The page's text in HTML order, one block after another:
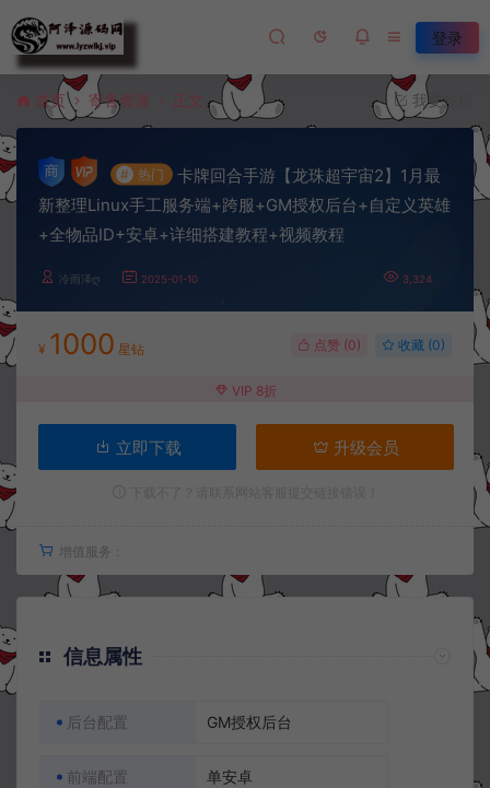
登录
首页 寄售资源 正文 我要投稿
# 热门
卡牌回合手游【龙珠超宇宙2】1月最
新整理Linux手工服务端+跨服+GM授权后台+自定义英雄
+全物品ID+安卓+详细搭建教程+视频教程
冷雨泽ღ 2025-01-10 3,324
¥ 1000 星钻 点赞 (0) 收藏 (0)
VIP 8折
立即下载 升级会员
增值服务：
信息属性
后台配置 GM授权后台
前端配置 单安卓